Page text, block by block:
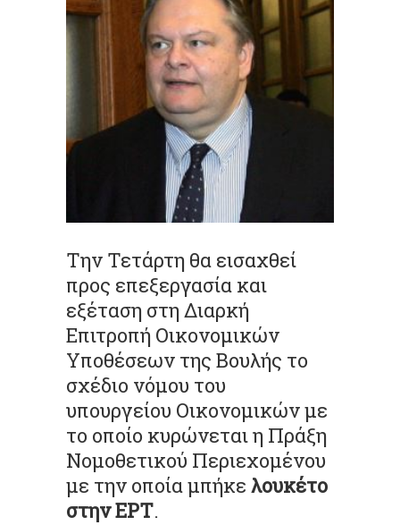
Την Τετάρτη θα εισαχθεί
προς επεξεργασία και
εξέταση στη Διαρκή
Επιτροπή Οικονομικών
Υποθέσεων της Βουλής το
σχέδιο νόμου του
υπουργείου Οικονομικών με
το οποίο κυρώνεται η Πράξη
Νομοθετικού Περιεχομένου
με την οποία μπήκε λουκέτο
στην ΕΡΤ.